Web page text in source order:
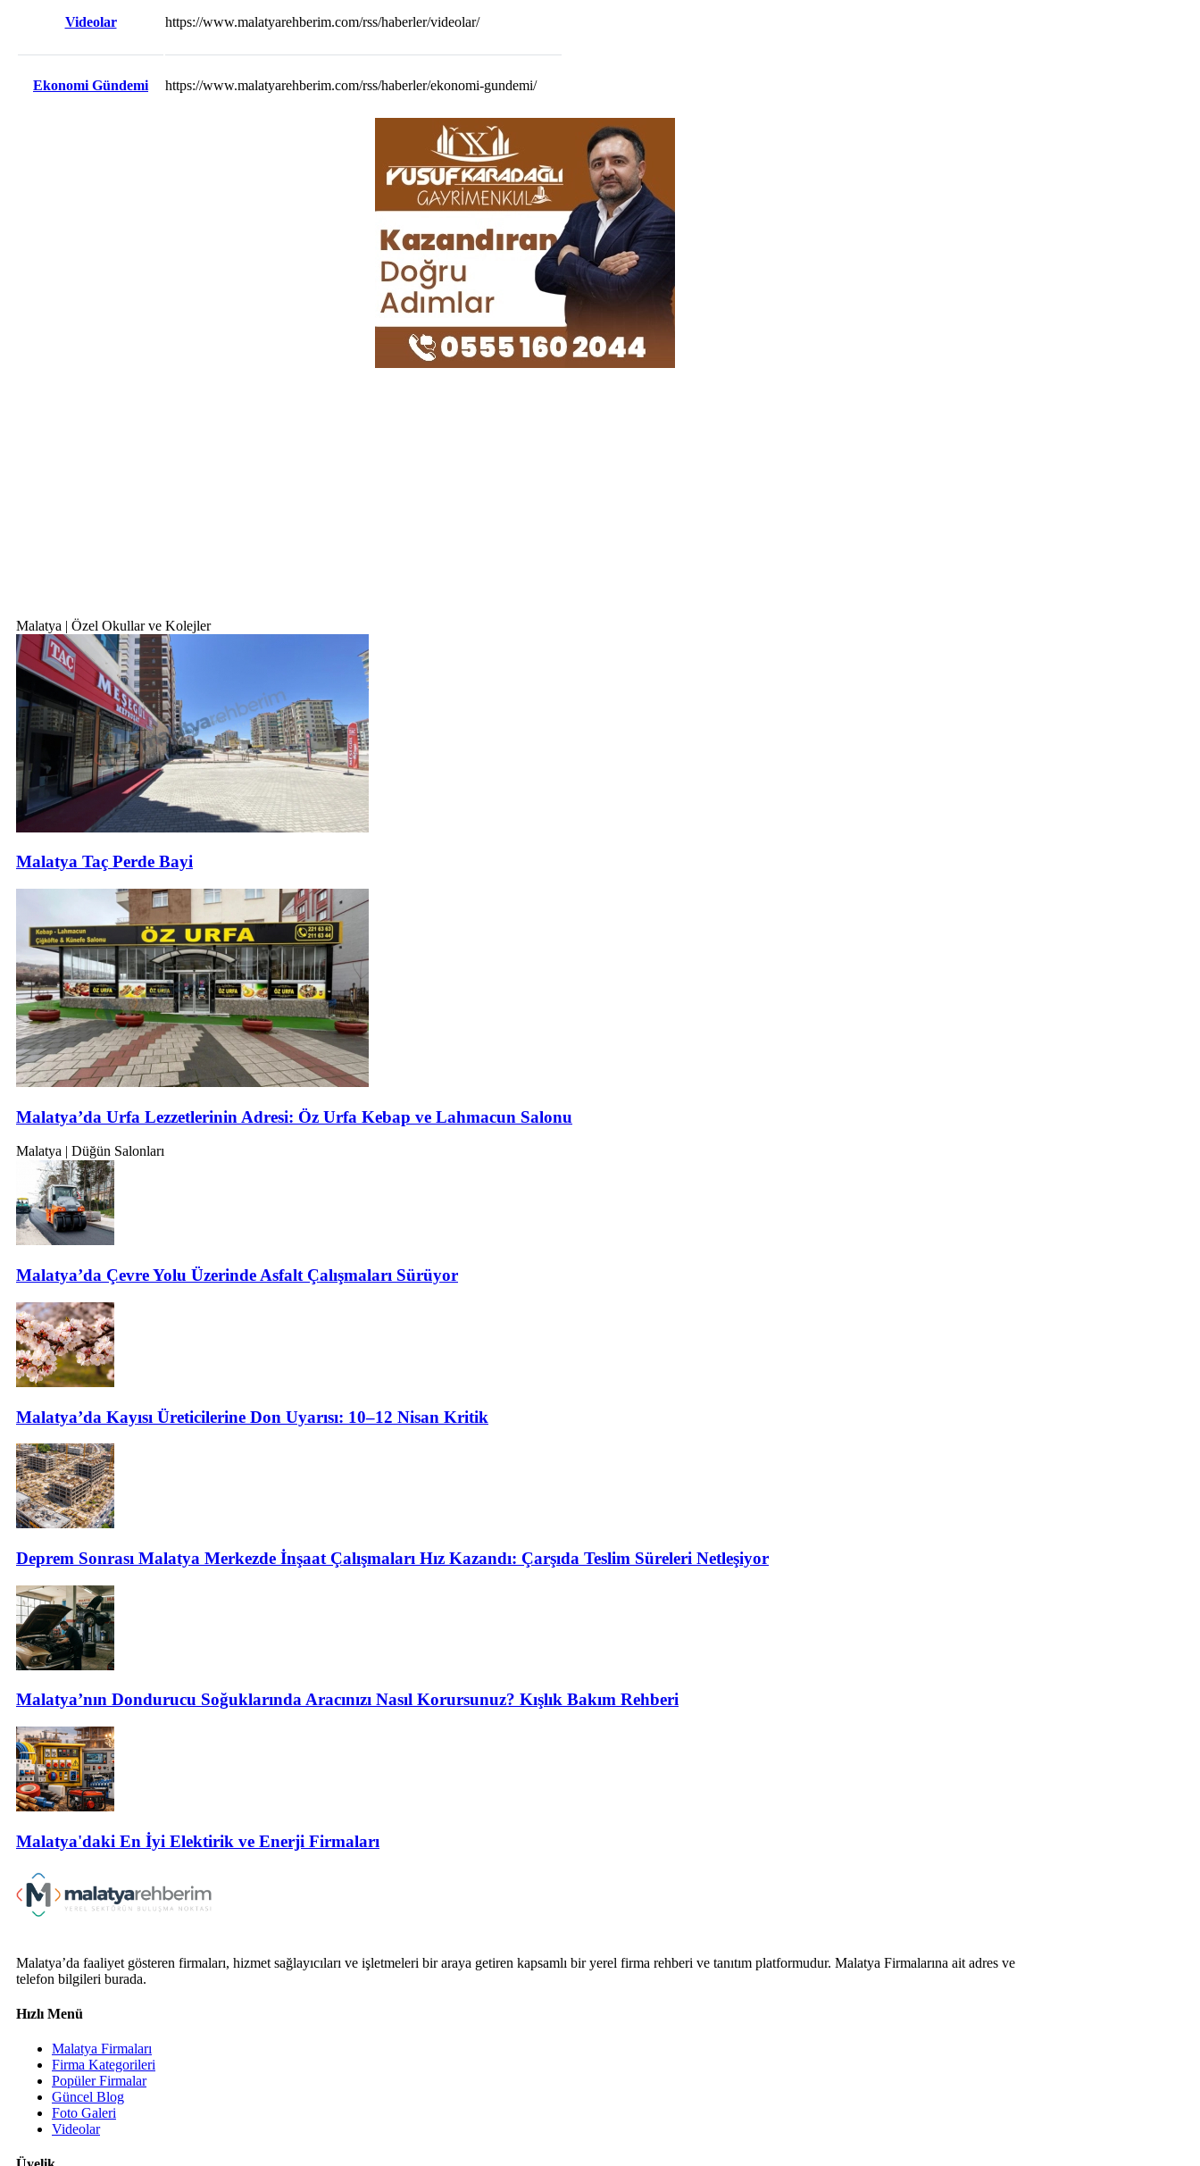
Videolar https://www.malatyarehberim.com/rss/haberler/videolar/
Ekonomi Gündemi https://www.malatyarehberim.com/rss/haberler/ekonomi-gundemi/
Malatya | Özel Okullar ve Kolejler
Malatya Taç Perde Bayi
Malatya’da Urfa Lezzetlerinin Adresi: Öz Urfa Kebap ve Lahmacun Salonu
Malatya | Düğün Salonları
Malatya’da Çevre Yolu Üzerinde Asfalt Çalışmaları Sürüyor
Malatya’da Kayısı Üreticilerine Don Uyarısı: 10–12 Nisan Kritik
Deprem Sonrası Malatya Merkezde İnşaat Çalışmaları Hız Kazandı: Çarşıda Teslim Süreleri Netleşiyor
Malatya’nın Dondurucu Soğuklarında Aracınızı Nasıl Korursunuz? Kışlık Bakım Rehberi
Malatya'daki En İyi Elektirik ve Enerji Firmaları
Malatya’da faaliyet gösteren firmaları, hizmet sağlayıcıları ve işletmeleri bir araya getiren kapsamlı bir yerel firma rehberi ve tanıtım platformudur. Malatya Firmalarına ait adres ve
telefon bilgileri burada.
Hızlı Menü
Malatya Firmaları
Firma Kategorileri
Popüler Firmalar
Güncel Blog
Foto Galeri
Videolar